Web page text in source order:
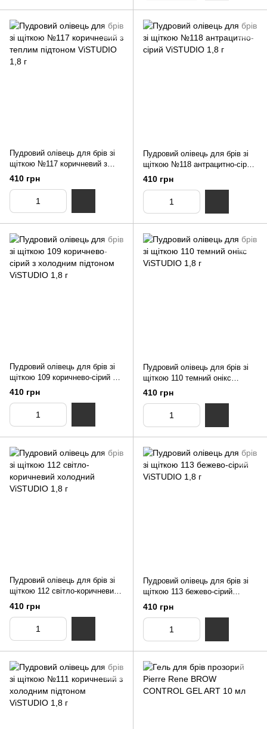
Пудровий олівець для брів зі
щіткою №117 коричневий з
теплим підтоном ViSTUDIO 1,8
410 грн
Пудровий олівець для брів зі
щіткою №118 антрацитно-сірий
ViSTUDIO 1,8 г
410 грн
Пудровий олівець для брів зі
щіткою 109 коричнево-сірий з
холодним підтоном ViSTUDIO
410 грн
Пудровий олівець для брів зі
щіткою 110 темний онікс
ViSTUDIO 1,8 г
410 грн
Пудровий олівець для брів зі
щіткою 112 світло-коричневий
холодний ViSTUDIO 1,8 г
410 грн
Пудровий олівець для брів зі
щіткою 113 бежево-сірий
ViSTUDIO 1,8 г
410 грн